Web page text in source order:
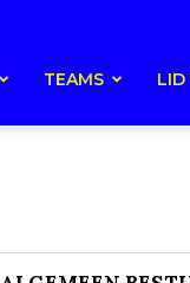
TEAMS LID